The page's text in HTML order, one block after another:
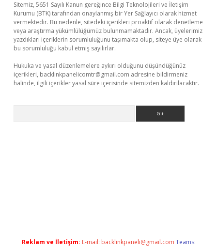
Sitemiz, 5651 Sayılı Kanun gereğince Bilgi Teknolojileri ve İletişim
Kurumu (BTK) tarafından onaylanmış bir Yer Sağlayıcı olarak hizmet
vermektedir. Bu nedenle, sitedeki içerikleri proaktif olarak denetleme
veya araştırma yükümlülüğümüz bulunmamaktadır. Ancak, üyelerimiz
yazdıkları içeriklerin sorumluluğunu taşımakta olup, siteye üye olarak
bu sorumluluğu kabul etmiş sayılırlar.
Hukuka ve yasal düzenlemelere aykırı olduğunu düşündüğünüz
içerikleri, backlinkpanelicomtr@gmail.com adresine bildirmeniz
halinde, ilgili içerikler yasal süre içerisinde sitemizden kaldırılacaktır.
Reklam ve İletişim: E-mail: backlinkpaneli@gmail.com Teams: